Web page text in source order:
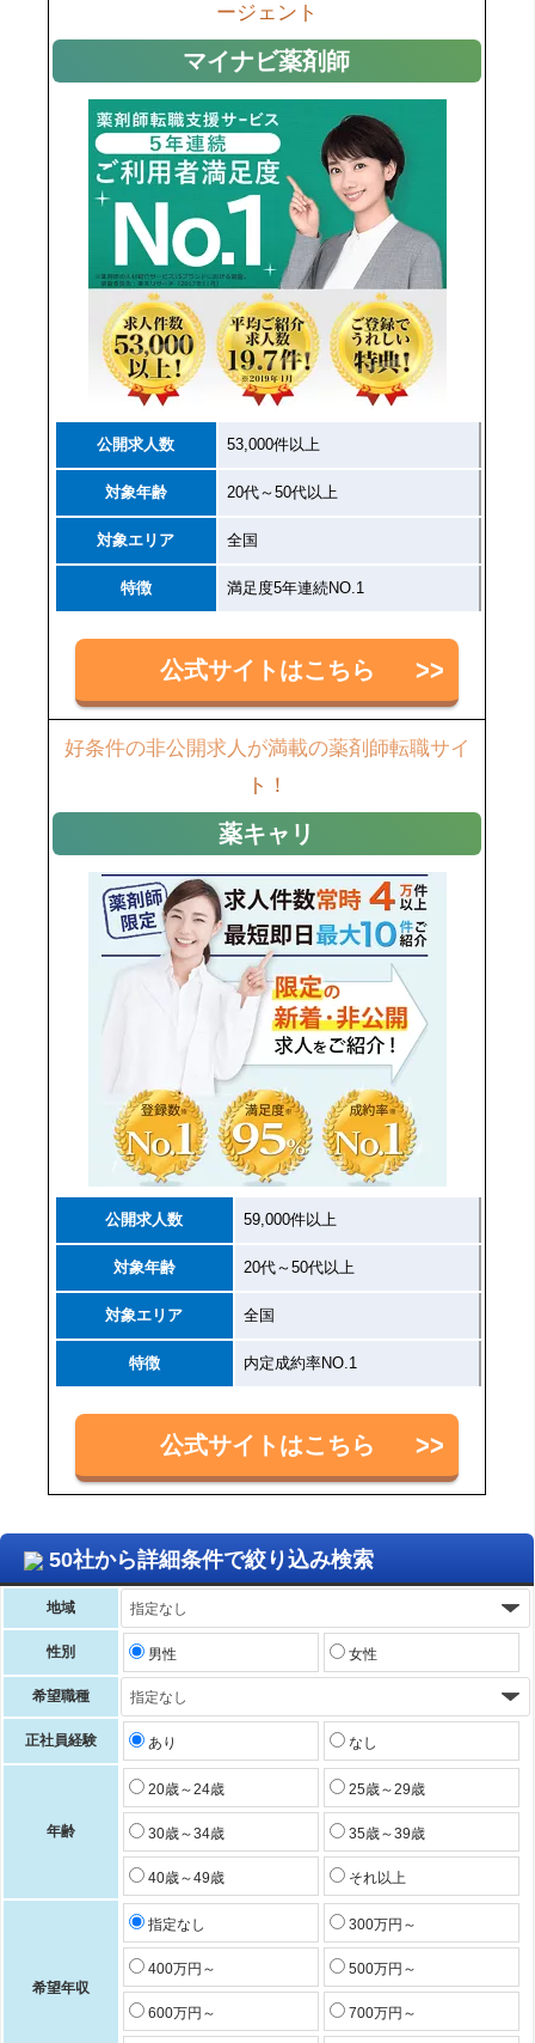
ージェント
マイナビ薬剤師
公開求人数 53,000件以上
対象年齢 20代～50代以上
対象エリア 全国
特徴 満足度5年連続NO.1
公式サイトはこちら
好条件の非公開求人が満載の薬剤師転職サイ
ト！
薬キャリ
公開求人数 59,000件以上
対象年齢 20代～50代以上
対象エリア 全国
特徴 内定成約率NO.1
公式サイトはこちら
50社から詳細条件で絞り込み検索
地域
性別 男性 女性
希望職種
正社員経験 あり なし
年齢
20歳～24歳 25歳～29歳
30歳～34歳 35歳～39歳
40歳～49歳 それ以上
希望年収
指定なし 300万円～
400万円～ 500万円～
600万円～ 700万円～